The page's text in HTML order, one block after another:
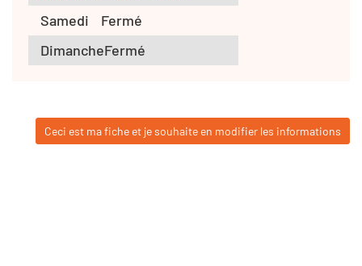
Samedi
Fermé
DimancheFermé
Ceci est ma fiche et je souhaite en modifier les informations